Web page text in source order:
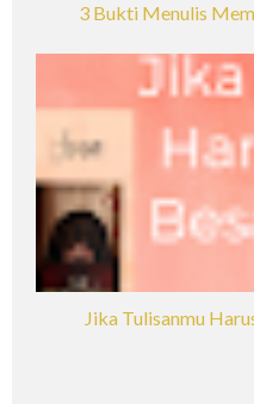
3 Bukti Menulis
Jika Tulisanmu